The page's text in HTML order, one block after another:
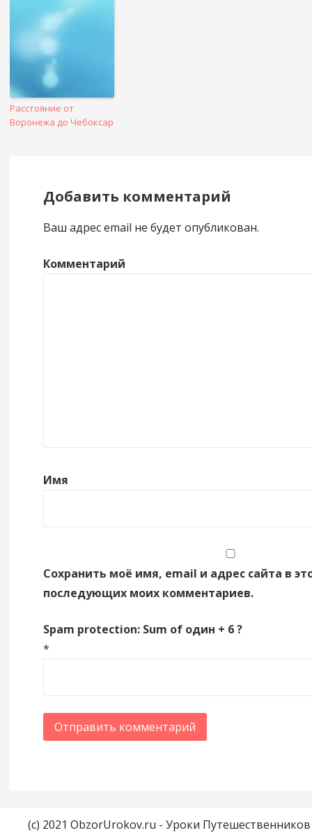
Расстояние от
Воронежа до Чебоксар
Добавить комментарий
Ваш адрес email не будет опубликован.
Комментарий
Имя
Сохранить моё имя, email и адрес сайта в
последующих моих комментариев.
Spam protection: Sum of один + 6 ?
*
(c) 2021 ObzorUrokov.ru - Уроки